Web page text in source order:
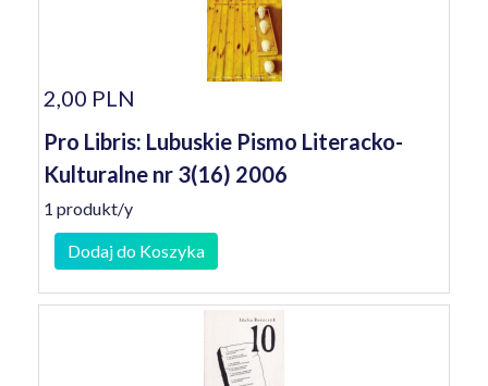
2,00 PLN
Pro Libris: Lubuskie Pismo Literacko-
Kulturalne nr 3(16) 2006
1 produkt/y
Dodaj do Koszyka